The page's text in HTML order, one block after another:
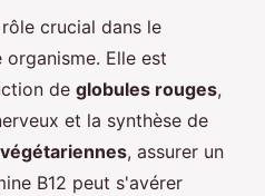
crucial dans le
Elle est
de globules rouges,
et la synthèse de
, assurer un
B12 peut s'avérer